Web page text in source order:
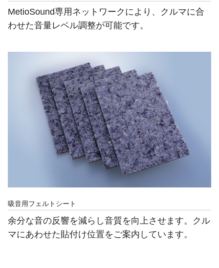
MetioSound専用ネットワークにより、クルマに合
わせた音量レベル調整が可能です。
吸音用フェルトシート
余分な音の反響を減らし音質を向上させます。クル
マにあわせた貼付け位置をご案内しています。